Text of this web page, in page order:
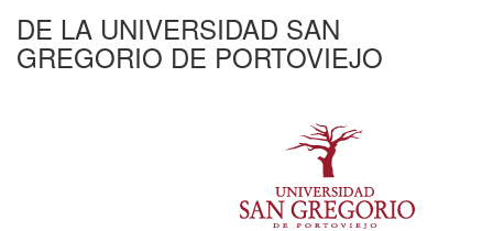
DE LA UNIVERSIDAD SAN
GREGORIO DE PORTOVIEJO